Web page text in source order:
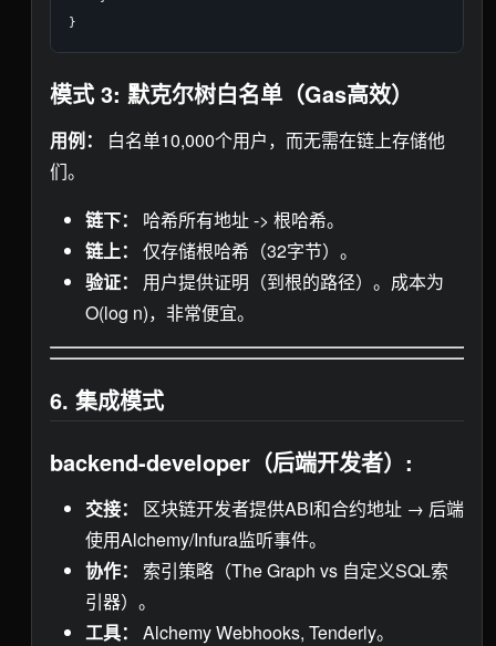
模式 3: 默克尔树白名单（Gas高效）
用例：
白名单10,000个用户，而无需在链上存储他
们。
链下：
哈希所有地址 -> 根哈希。
链上：
仅存储根哈希（32字节）。
验证：
用户提供证明（到根的路径）。成本为
O(log n)，非常便宜。
6. 集成模式
backend-developer（后端开发者）:
交接：
区块链开发者提供ABI和合约地址 → 后端
使用Alchemy/Infura监听事件。
协作：
索引策略（The Graph vs 自定义SQL索
引器）。
工具：
Alchemy Webhooks, Tenderly。